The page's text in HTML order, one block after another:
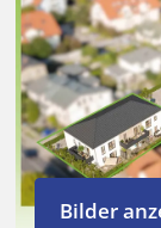
Bilder